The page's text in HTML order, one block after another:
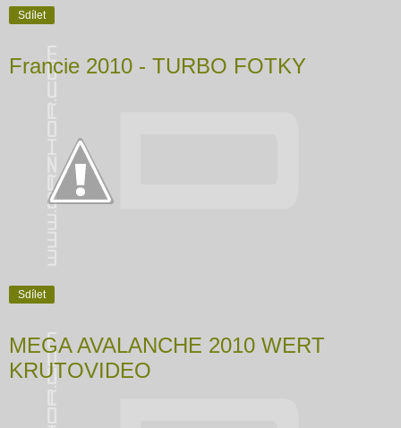
Sdílet
Francie 2010 - TURBO FOTKY
Sdílet
MEGA AVALANCHE 2010 WERT
KRUTOVIDEO